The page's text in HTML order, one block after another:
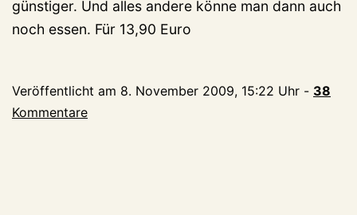
günstiger. Und alles andere könne man dann auch
noch essen. Für 13,90 Euro
Veröffentlicht am 8. November 2009, 15:22 Uhr - 38
Kommentare